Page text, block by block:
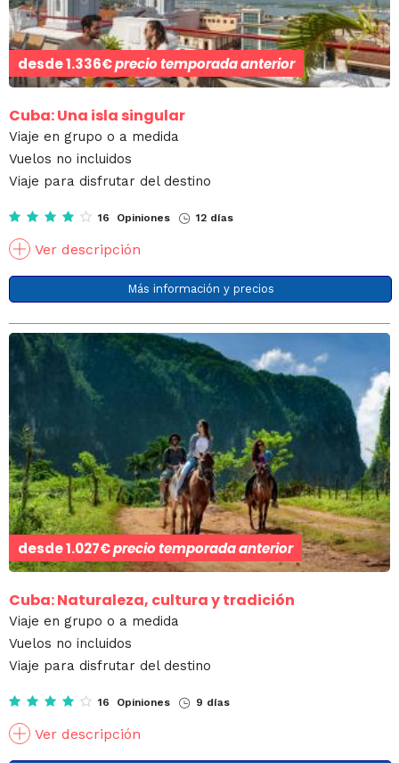
desde1.336€precio temporada anterior
Cuba: Una isla singular
Viaje en grupo o a medida
Vuelos no incluidos
Viaje para disfrutar del destino
16 Opiniones 12 días
Ver descripción
Más información y precios
desde1.027€precio temporada anterior
Cuba: Naturaleza, cultura y tradición
Viaje en grupo o a medida
Vuelos no incluidos
Viaje para disfrutar del destino
16 Opiniones 9 días
Ver descripción